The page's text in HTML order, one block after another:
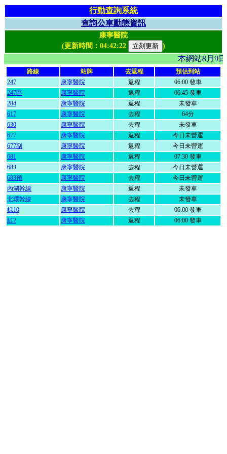
行動查詢系統
查詢公車動態資訊
康寧醫院
(更新時間： 04:42:22 )
本網站8月9
路線 站牌 去返程
預估到站
247
康寧醫院 返程
06:00 發車
247區
康寧醫院 返程
06:45 發車
284
康寧醫院 返程
未發車
617
康寧醫院 去程
64分
630
康寧醫院 去程
未發車
677
康寧醫院 返程
今日未營運
677副
康寧醫院 返程
今日未營運
681
康寧醫院 返程
07:30 發車
683
康寧醫院 去程
今日未營運
683預
康寧醫院 去程
今日未營運
內湖幹線
康寧醫院 返程
未發車
北環幹線
康寧醫院 去程
未發車
棕10
康寧醫院 去程
06:00 發車
紅2
康寧醫院 返程 06:00 發車